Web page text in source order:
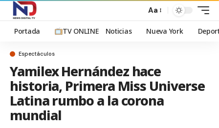
Aa
Portada TV ONLINE Noticias Nueva York
Espectáculos
Yamilex Hernández hace
historia, Primera Miss Universe
Latina rumbo a la corona
mundial